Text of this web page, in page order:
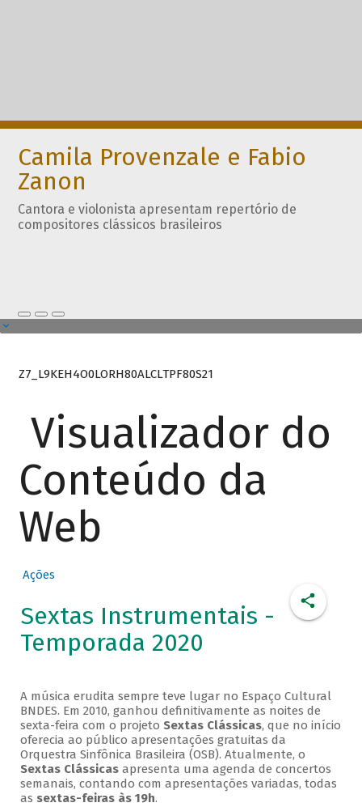
Camila Provenzale e Fabio
Zanon
Cantora e violonista apresentam repertório de
compositores clássicos brasileiros
Z7_L9KEH4O0LORH80ALCLTPF80S21
Visualizador do
Conteúdo da
Web
Ações
Sextas Instrumentais -
Temporada 2020
A música erudita sempre teve lugar no Espaço Cultural
BNDES. Em 2010, ganhou definitivamente as noites de
sexta-feira com o projeto Sextas Clássicas, que no início
oferecia ao público apresentações gratuitas da
Orquestra Sinfônica Brasileira (OSB). Atualmente, o
Sextas Clássicasapresenta uma agenda de concertos
semanais, contando com apresentações variadas, todas
as sextas-feiras às 19h.